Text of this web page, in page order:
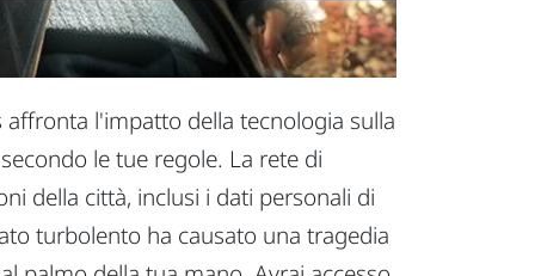
l'impatto della tecnologia sulla
le tue regole. La rete di
della città, inclusi i dati personali di
turbolento ha causato una tragedia